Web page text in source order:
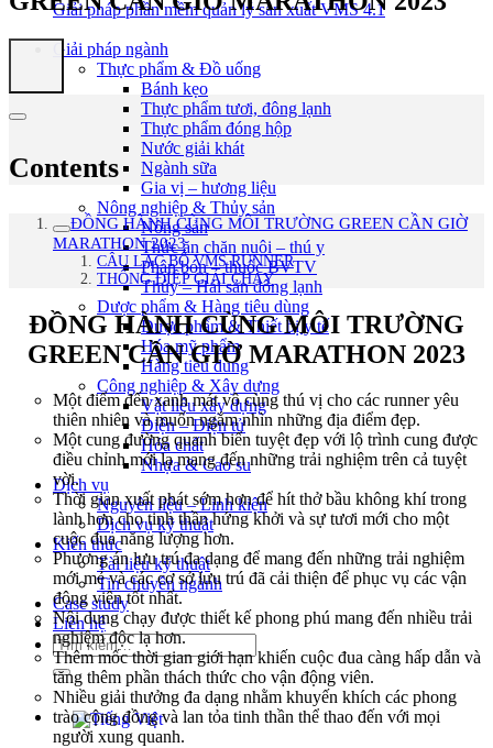
Giải pháp phần mềm quản lý sản xuất VMS 4.1
Giải pháp ngành
Thực phẩm & Đồ uống
Bánh kẹo
Thực phẩm tươi, đông lạnh
Thực phẩm đóng hộp
Nước giải khát
Ngành sữa
Gia vị – hương liệu
Nông nghiệp & Thủy sản
Nông sản
Thức ăn chăn nuôi – thú y
Phân bón – thuốc BVTV
Thủy – Hải sản đông lạnh
Dược phẩm & Hàng tiêu dùng
Dược phẩm & Thiết bị y tế
Hóa mỹ phẩm
Hàng tiêu dùng
Công nghiệp & Xây dựng
Vật liệu xây dựng
Điện – Điện tử
Hóa chất
Nhựa & Cao su
Dịch vụ
Nguyên liệu – Linh kiện
Dịch vụ kỹ thuật
Kiến thức
Tài liệu kỹ thuật
Tin chuyên ngành
Case study
Liên hệ
Tìm
kiếm:
Contents
ĐỒNG HÀNH CÙNG MÔI TRƯỜNG GREEN CẦN GIỜ
MARATHON 2023
CÂU LẠC BỘ VMS RUNNER
THÔNG ĐIỆP GIẢI CHẠY
ĐỒNG HÀNH CÙNG MÔI TRƯỜNG
GREEN CẦN GIỜ MARATHON 2023
Một điểm đến xanh mát vô cùng thú vị cho các runner yêu
thiên nhiên và muốn ngắm nhìn những địa điểm đẹp.
Một cung đường quanh biển tuyệt đẹp với lộ trình cung được
điều chỉnh mới lạ mang đến những trải nghiệm trên cả tuyệt
vời.
Thời gian xuất phát sớm hơn để hít thở bầu không khí trong
lành hơn cho tinh thần hứng khởi và sự tươi mới cho một
cuộc đua năng lượng hơn.
Phương án lưu trú đa dạng để mang đến những trải nghiệm
mới mẻ và các cơ sở lưu trú đã cải thiện để phục vụ các vận
động viên tốt nhất.
Nội dung chạy được thiết kế phong phú mang đến nhiều trải
nghiệm độc lạ hơn.
Thêm mốc thời gian giới hạn khiến cuộc đua càng hấp dẫn và
tăng thêm phần thách thức cho vận động viên.
Nhiều giải thưởng đa dạng nhằm khuyến khích các phong
trào cộng đồng và lan tỏa tinh thần thể thao đến với mọi
người xung quanh.